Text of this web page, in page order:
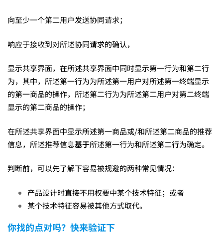
困
难？
向至少一个第二用户发送协同请求；
响应于接收到对所述协同请求的确认，
显示共享界面，在所述共享界面中同时显示第一行为和第二行
为，其中，所述第一行为为所述第一用户对所述第一终端显示
的第一商品的操作，所述第二行为为所述第二用户对第二终端
显示的第二商品的操作；
在所述共享界面中显示所述第一商品或/和所述第二商品的推荐
信息，所述推荐信息基于所述第一行为和所述第二行为确定。
判断前，可以先了解下容易被规避的两种常见情况：
产品设计时直接不用权要中某个技术特征；或者
某个技术特征容易被其他方式取代。
你找的点对吗？快来验证下